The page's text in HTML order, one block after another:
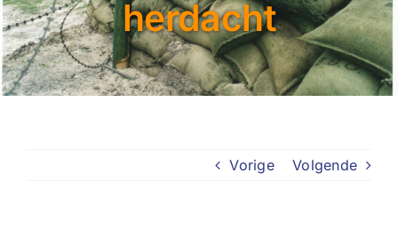
herdacht
Vorige Volgende